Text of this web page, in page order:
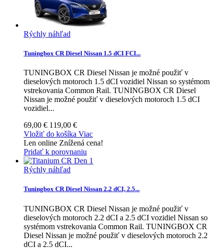
Rýchly náhľad
Tuningbox CR Diesel Nissan 1.5 dCI FCI...
TUNINGBOX CR Diesel Nissan je možné použiť v
dieselových motoroch 1.5 dCI vozidiel Nissan so systémom
vstrekovania Common Rail. TUNINGBOX CR Diesel
Nissan je možné použiť v dieselových motoroch 1.5 dCI
vozidiel...
69,00 € 119,00 €
Vložiť do košíka Viac
Len online Znížená cena!
Pridať k porovnaniu
Rýchly náhľad
Tuningbox CR Diesel Nissan 2.2 dCI, 2.5...
TUNINGBOX CR Diesel Nissan je možné použiť v
dieselových motoroch 2.2 dCI a 2.5 dCI vozidiel Nissan so
systémom vstrekovania Common Rail. TUNINGBOX CR
Diesel Nissan je možné použiť v dieselových motoroch 2.2
dCI a 2.5 dCI...